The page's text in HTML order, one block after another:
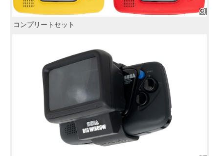
コンプリートセット